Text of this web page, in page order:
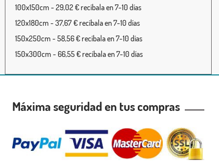
100x150cm - 29,02 € recíbala en 7-10 días
120x180cm - 37,67 € recíbala en 7-10 días
150x250cm - 58,56 € recíbala en 7-10 días
150x300cm - 66,55 € recíbala en 7-10 días
Máxima seguridad en tus compras